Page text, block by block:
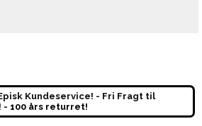
Kundeservice! - Fri Fragt til
- 100 års returret!